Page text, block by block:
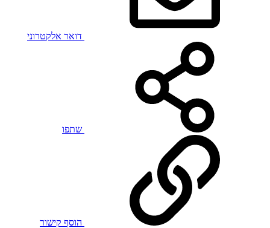
דואר אלקטרוני
שתפו
הוסף קישור